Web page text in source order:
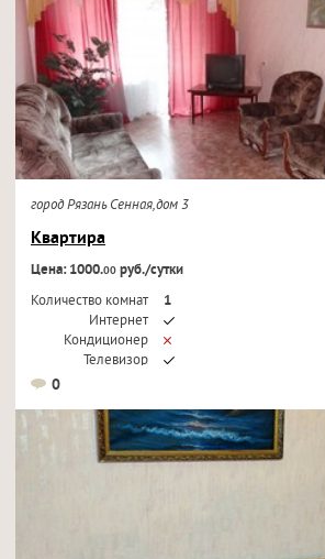
город Рязань Сенная,дом 3
Квартира
Цена: 1000.00руб./сутки
Количество комнат
1
Интернет
Кондиционер
Телевизор
0